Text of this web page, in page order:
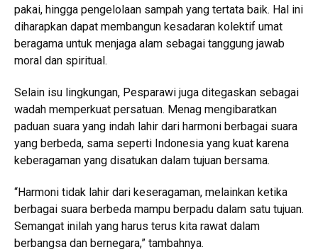
pakai, hingga pengelolaan sampah yang tertata baik. Hal ini
diharapkan dapat membangun kesadaran kolektif umat
beragama untuk menjaga alam sebagai tanggung jawab
moral dan spiritual.
Selain isu lingkungan, Pesparawi juga ditegaskan sebagai
wadah memperkuat persatuan. Menag mengibaratkan
paduan suara yang indah lahir dari harmoni berbagai suara
yang berbeda, sama seperti Indonesia yang kuat karena
keberagaman yang disatukan dalam tujuan bersama.
“Harmoni tidak lahir dari keseragaman, melainkan ketika
berbagai suara berbeda mampu berpadu dalam satu tujuan.
Semangat inilah yang harus terus kita rawat dalam
berbangsa dan bernegara,” tambahnya.